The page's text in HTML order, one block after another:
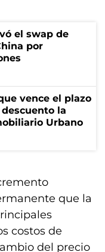
el swap de
por
vence el plazo
la
Urbano
que la
costos de
del precio